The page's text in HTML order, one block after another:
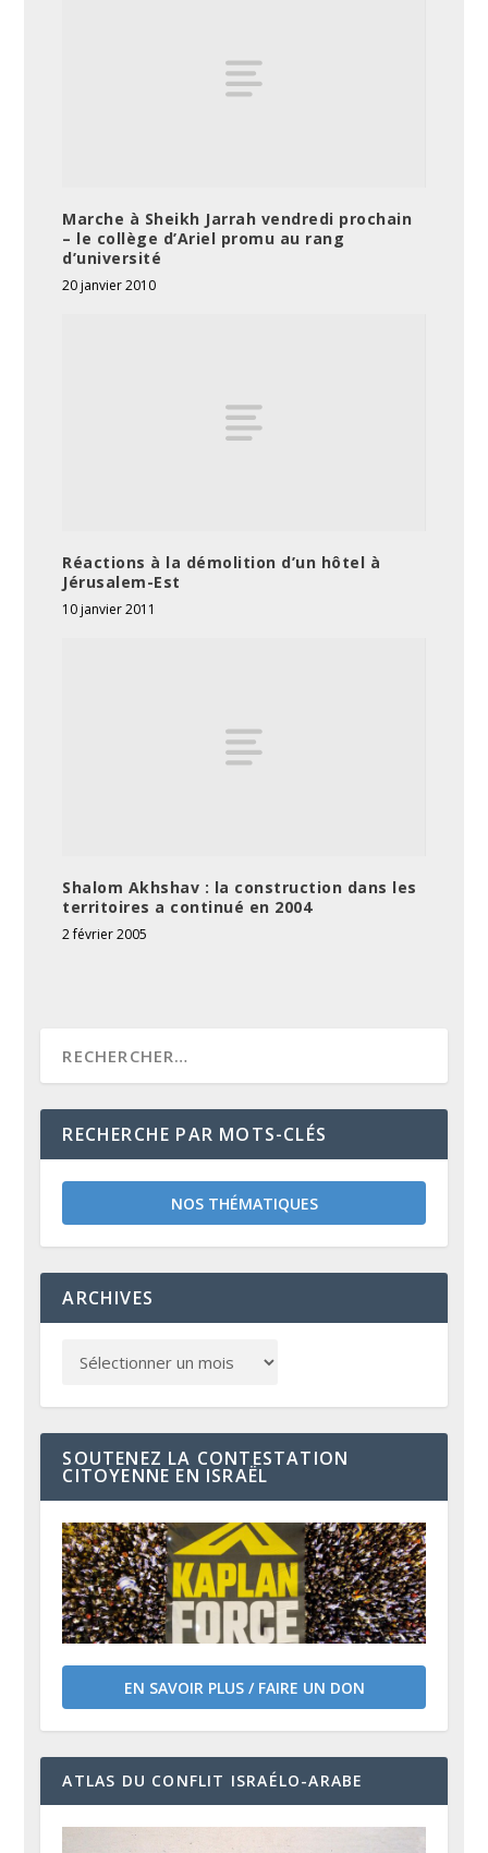
Marche à Sheikh Jarrah vendredi prochain
– le collège d’Ariel promu au rang
d’université
20 janvier 2010
Réactions à la démolition d’un hôtel à
Jérusalem-Est
10 janvier 2011
Shalom Akhshav : la construction dans les
territoires a continué en 2004
2 février 2005
RECHERCHE PAR MOTS-CLÉS
NOS THÉMATIQUES
ARCHIVES
SOUTENEZ LA CONTESTATION
CITOYENNE EN ISRAËL
EN SAVOIR PLUS / FAIRE UN DON
ATLAS DU CONFLIT ISRAÉLO-ARABE